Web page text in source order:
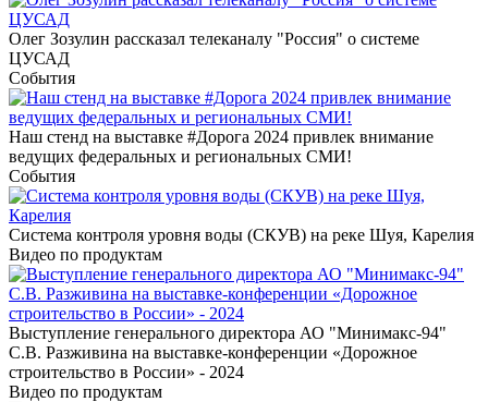
Олег Зозулин рассказал телеканалу "Россия" о системе
ЦУСАД
События
Наш стенд на выставке #Дорога 2024 привлек внимание
ведущих федеральных и региональных СМИ!
События
Система контроля уровня воды (СКУВ) на реке Шуя, Карелия
Видео по продуктам
Выступление генерального директора АО "Минимакс-94"
С.В. Разживина на выставке-конференции «Дорожное
строительство в России» - 2024
Видео по продуктам